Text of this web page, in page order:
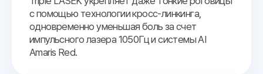
с помощью технологии кросс-линкинга,
одновременно уменьшая боль за счет
импульсного лазера 1050Гц и системы AI
Amaris Red.